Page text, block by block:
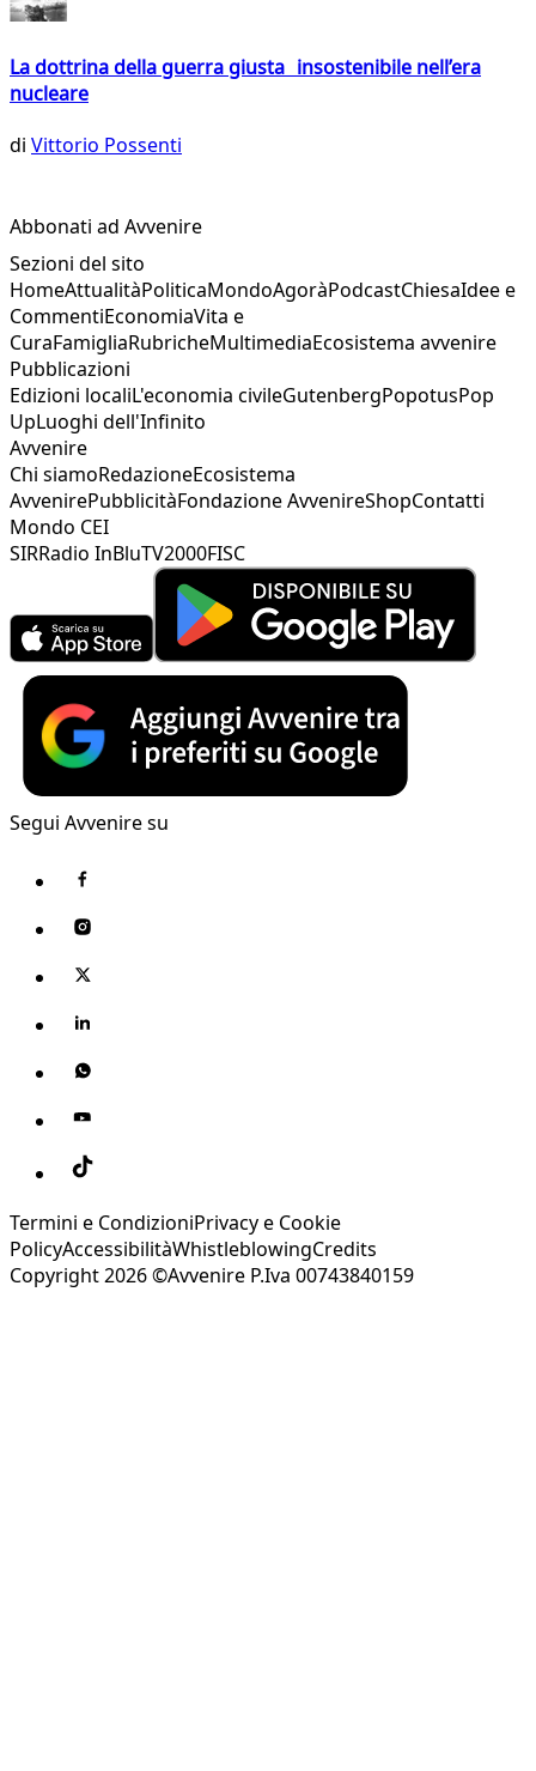
La dottrina della guerra giusta insostenibile nell’era
nucleare
di Vittorio Possenti
Abbonati ad Avvenire
Sezioni del sito
HomeAttualitàPoliticaMondoAgoràPodcastChiesaIdee e
CommentiEconomiaVita e
CuraFamigliaRubricheMultimediaEcosistema avvenire
Pubblicazioni
Edizioni localiL'economia civileGutenbergPopotusPop
UpLuoghi dell'Infinito
Avvenire
Chi siamoRedazioneEcosistema
AvvenirePubblicitàFondazione AvvenireShopContatti
Mondo CEI
SIRRadio InBluTV2000FISC
Segui Avvenire su
Termini e CondizioniPrivacy e Cookie
PolicyAccessibilitàWhistleblowingCredits
Copyright 2026 ©Avvenire P.Iva 00743840159